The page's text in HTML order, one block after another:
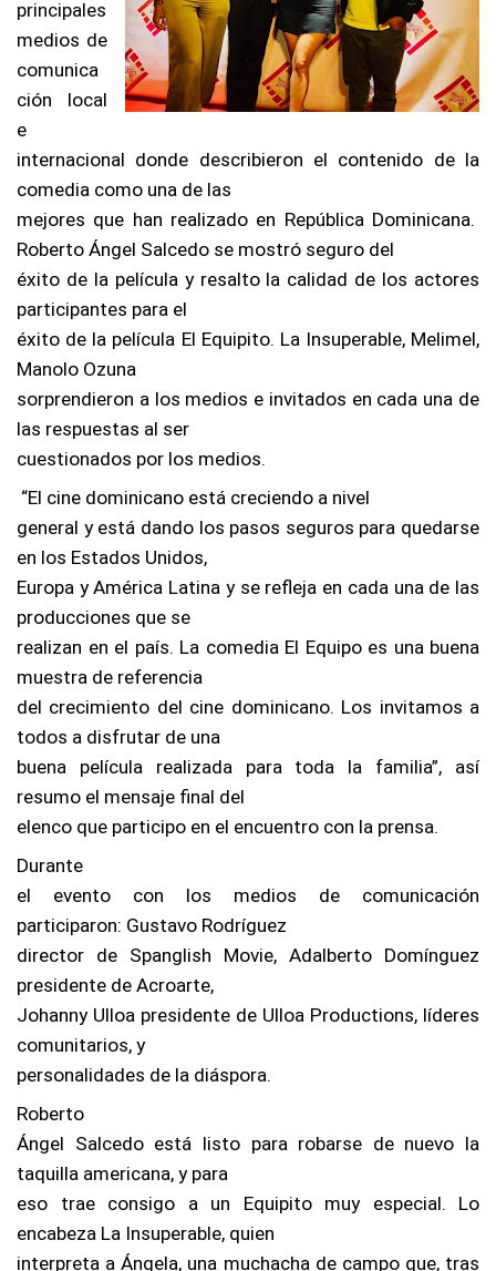
principales
medios de
comunica
ción local
e
internacional donde describieron el contenido de la
comedia como una de las
mejores que han realizado en República Dominicana.
Roberto Ángel Salcedo se mostró seguro del
éxito de la película y resalto la calidad de los actores
participantes para el
éxito de la película El Equipito. La Insuperable, Melimel,
Manolo Ozuna
sorprendieron a los medios e invitados en cada una de
las respuestas al ser
cuestionados por los medios.
“El cine dominicano está creciendo a nivel
general y está dando los pasos seguros para quedarse
en los Estados Unidos,
Europa y América Latina y se refleja en cada una de las
producciones que se
realizan en el país. La comedia El Equipo es una buena
muestra de referencia
del crecimiento del cine dominicano. Los invitamos a
todos a disfrutar de una
buena película realizada para toda la familia”, así
resumo el mensaje final del
elenco que participo en el encuentro con la prensa.
Durante
el evento con los medios de comunicación
participaron: Gustavo Rodríguez
director de Spanglish Movie, Adalberto Domínguez
presidente de Acroarte,
Johanny Ulloa presidente de Ulloa Productions, líderes
comunitarios, y
personalidades de la diáspora.
Roberto
Ángel Salcedo está listo para robarse de nuevo la
taquilla americana, y para
eso trae consigo a un Equipito muy especial. Lo
encabeza La Insuperable, quien
interpreta a Ángela, una muchacha de campo que, tras